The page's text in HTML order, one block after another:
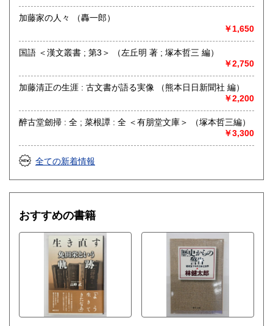
哲学宗教、歴史、社会科学、自然科学、美術工芸、国語国
文、外国文学、古典籍、近代文献、趣味、古書一般（その
他）
加藤家の人々 （轟一郎）
￥1,650
国語 ＜漢文叢書 ; 第3＞ （左丘明 著 ; 塚本哲三 編）
￥2,750
加藤清正の生涯 : 古文書が語る実像 （熊本日日新聞社 編）
￥2,200
醉古堂劒掃 : 全 ; 菜根譚 : 全 ＜有朋堂文庫＞ （塚本哲三編）
￥3,300
全ての新着情報
おすすめの書籍